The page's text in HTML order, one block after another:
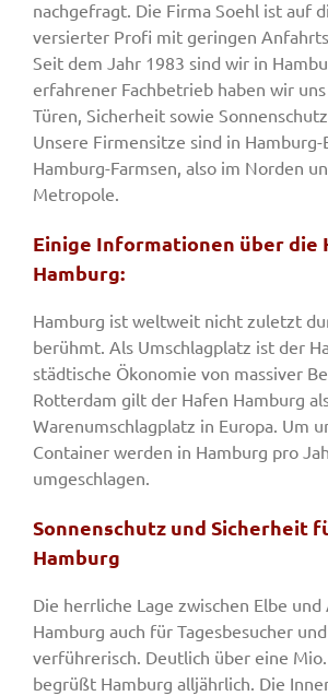
nachgefragt. Die Firma Soehl ist auf
versierter Profi mit geringen
Seit dem Jahr 1983 sind wir in
erfahrener Fachbetrieb haben wir
Türen, Sicherheit sowie
Unsere Firmensitze sind in
Hamburg-Farmsen, also im Norden
Metropole.
Einige Informationen über die
Hamburg:
Hamburg ist weltweit nicht zuletzt
berühmt. Als Umschlagplatz ist der
städtische Ökonomie von massiver
Rotterdam gilt der Hafen Hamburg
Warenumschlagplatz in Europa. Um
Container werden in Hamburg pro
umgeschlagen.
Sonnenschutz und Sicherheit
Hamburg
Die herrliche Lage zwischen Elbe
Hamburg auch für Tagesbesucher
verführerisch. Deutlich über eine
begrüßt Hamburg alljährlich. Die